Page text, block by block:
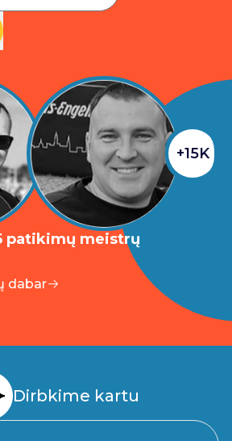
+15K
patikimų meistrų
dabar
Dirbkime kartu